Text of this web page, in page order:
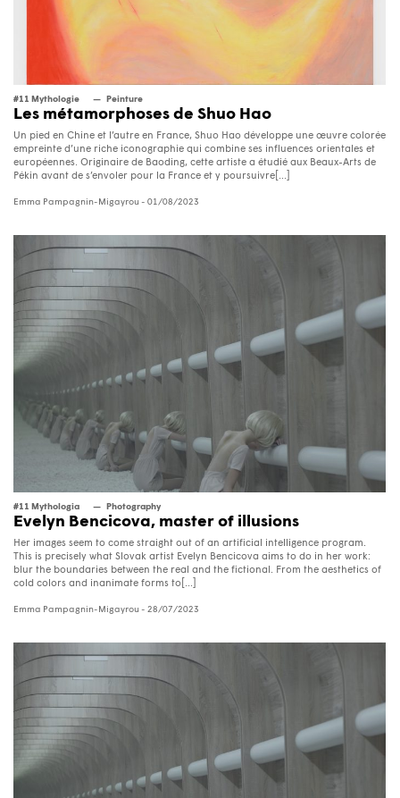
#11 Mythologie Peinture
Les métamorphoses de Shuo Hao
Un pied en Chine et l’autre en France, Shuo Hao développe une œuvre colorée
empreinte d’une riche iconographie qui combine ses influences orientales et
européennes. Originaire de Baoding, cette artiste a étudié aux Beaux-Arts de
Pékin avant de s’envoler pour la France et y poursuivre[...]
Emma Pampagnin-Migayrou - 01/08/2023
#11 Mythologia Photography
Evelyn Bencicova, master of illusions
Her images seem to come straight out of an artificial intelligence program.
This is precisely what Slovak artist Evelyn Bencicova aims to do in her work:
blur the boundaries between the real and the fictional. From the aesthetics of
cold colors and inanimate forms to[...]
Emma Pampagnin-Migayrou - 28/07/2023